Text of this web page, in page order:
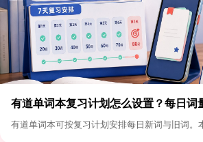
有道单词本复习计划怎么设置？每日词
有道单词本可按复习计划安排每日新词与旧词。